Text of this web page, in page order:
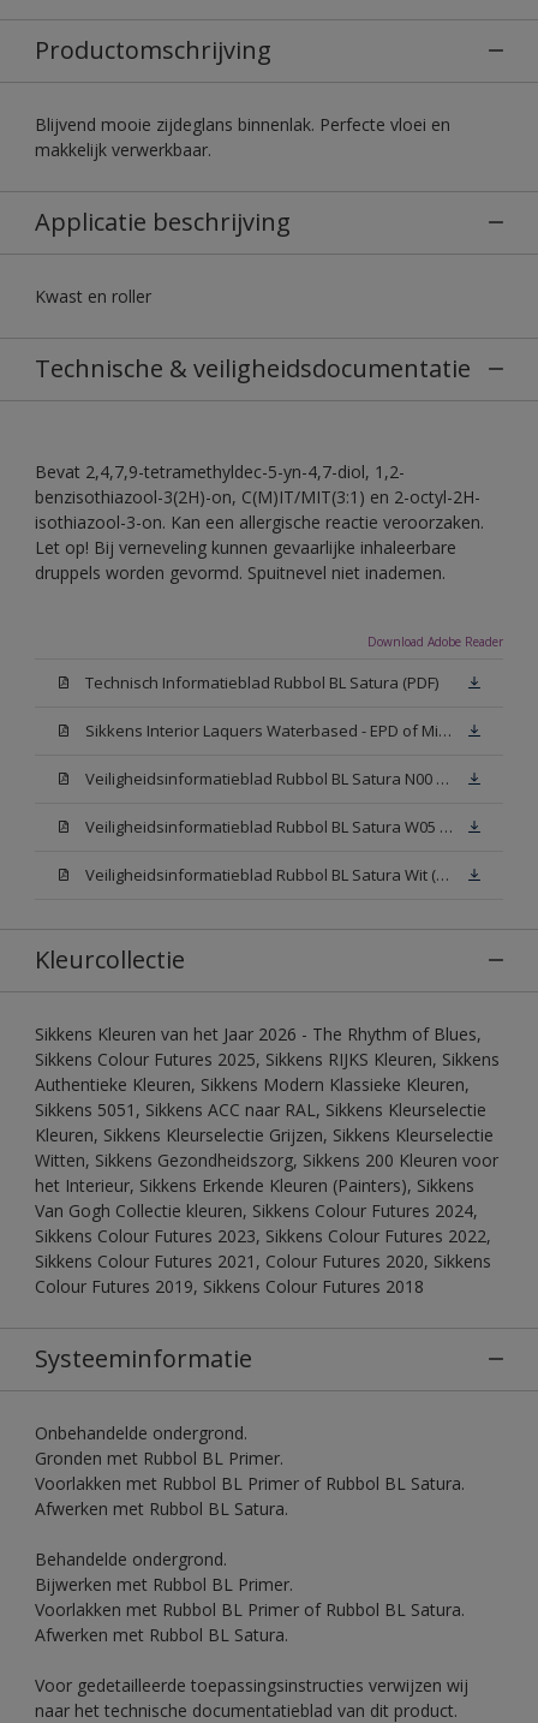
Productomschrijving
Blijvend mooie zijdeglans binnenlak. Perfecte vloei en
makkelijk verwerkbaar.
Applicatie beschrijving
Kwast en roller
Technische & veiligheidsdocumentatie
Bevat 2,4,7,9-tetramethyldec-5-yn-4,7-diol, 1,2-
benzisothiazool-3(2H)-on, C(M)IT/MIT(3:1) en 2-octyl-2H-
isothiazool-3-on. Kan een allergische reactie veroorzaken.
Let op! Bij verneveling kunnen gevaarlijke inhaleerbare
druppels worden gevormd. Spuitnevel niet inademen.
Download Adobe Reader
Technisch Informatieblad Rubbol BL Satura (PDF)
Sikkens Interior Laquers Waterbased - EPD of Milieuproductverklaring
Veiligheidsinformatieblad Rubbol BL Satura N00 (MSDS)
Veiligheidsinformatieblad Rubbol BL Satura W05 (MSDS)
Veiligheidsinformatieblad Rubbol BL Satura Wit (MSDS)
Kleurcollectie
Sikkens Kleuren van het Jaar 2026 - The Rhythm of Blues,
Sikkens Colour Futures 2025, Sikkens RIJKS Kleuren, Sikkens
Authentieke Kleuren, Sikkens Modern Klassieke Kleuren,
Sikkens 5051, Sikkens ACC naar RAL, Sikkens Kleurselectie
Kleuren, Sikkens Kleurselectie Grijzen, Sikkens Kleurselectie
Witten, Sikkens Gezondheidszorg, Sikkens 200 Kleuren voor
het Interieur, Sikkens Erkende Kleuren (Painters), Sikkens
Van Gogh Collectie kleuren, Sikkens Colour Futures 2024,
Sikkens Colour Futures 2023, Sikkens Colour Futures 2022,
Sikkens Colour Futures 2021, Colour Futures 2020, Sikkens
Colour Futures 2019, Sikkens Colour Futures 2018
Systeeminformatie
Onbehandelde ondergrond.
Gronden met Rubbol BL Primer.
Voorlakken met Rubbol BL Primer of Rubbol BL Satura.
Afwerken met Rubbol BL Satura.
Behandelde ondergrond.
Bijwerken met Rubbol BL Primer.
Voorlakken met Rubbol BL Primer of Rubbol BL Satura.
Afwerken met Rubbol BL Satura.
Voor gedetailleerde toepassingsinstructies verwijzen wij
naar het technische documentatieblad van dit product.